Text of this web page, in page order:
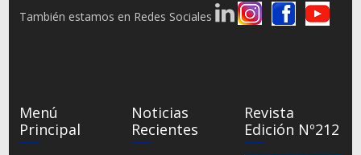
También estamos en Redes Sociales
Menú
Principal
Noticias
Recientes
Revista
Edición Nº212